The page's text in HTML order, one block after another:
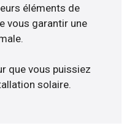
éléments de
vous garantir une
que vous puissiez
solaire.